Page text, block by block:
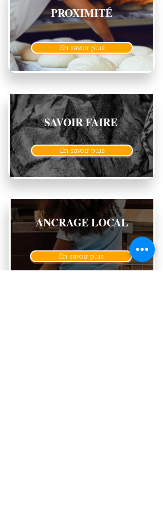
PROXIMITÉ
En savoir plus
En savoir plus
SAVOIR FAIRE
En savoir plus
ANCRAGE LOCAL